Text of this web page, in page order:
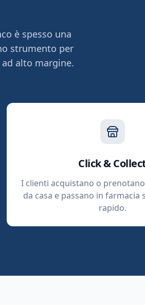
è spesso una
strumento per
alto margine.
Click &
I clienti acquistano o
da casa e passano in
rapido.